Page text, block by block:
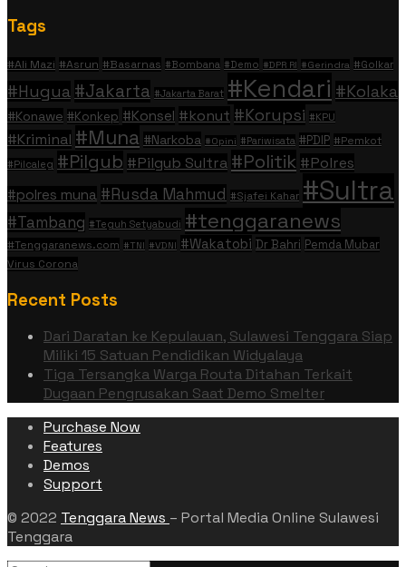
Tags
#Ali Mazi #Asrun #Basarnas #Bombana #Demo #DPR RI #Gerindra #Golkar
#Hugua #Jakarta #Jakarta Barat #Kendari #Kolaka
#Konawe #Konkep #Konsel #konut #Korupsi #KPU
#Kriminal #Muna #Narkoba #Opini #Pariwisata #PDIP #Pemkot
#Pilcaleg #Pilgub #Pilgub Sultra #Politik #Polres
#polres muna #Rusda Mahmud #Sjafei Kahar #Sultra
#Tambang #Teguh Setyabudi #tenggaranews
#Tenggaranews.com #TNI #VDNI #Wakatobi Dr Bahri Pemda Mubar
Virus Corona
Recent Posts
Dari Daratan ke Kepulauan, Sulawesi Tenggara Siap
Miliki 15 Satuan Pendidikan Widyalaya
Tiga Tersangka Warga Routa Ditahan Terkait
Dugaan Pengrusakan Saat Demo Smelter
Purchase Now
Features
Demos
Support
© 2022 Tenggara News – Portal Media Online Sulawesi
Tenggara